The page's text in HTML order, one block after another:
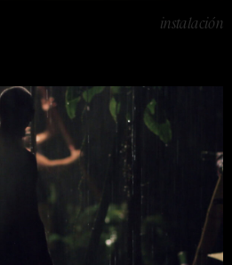
instalación